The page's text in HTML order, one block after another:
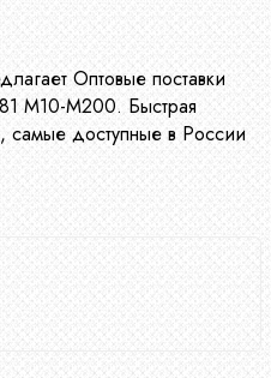
Оптовые поставки
М10-М200. Быстрая
самые доступные в России